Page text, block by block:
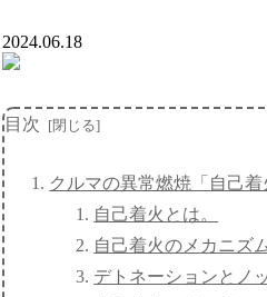
2024.06.18
目次
クルマの異常燃焼「自己着
自己着火とは。
自己着火のメカニズ
デトネーションとノ